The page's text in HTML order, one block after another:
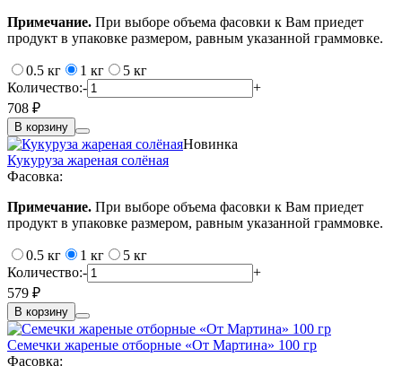
Примечание. При выборе объема фасовки к Вам приедет
продукт в упаковке размером, равным указанной граммовке.
0.5 кг 1 кг
5 кг
Количество:-
+
708 ₽
В корзину
Новинка
Кукуруза жареная солёная
Фасовка:
Примечание. При выборе объема фасовки к Вам приедет
продукт в упаковке размером, равным указанной граммовке.
0.5 кг 1 кг
5 кг
Количество:-
+
579 ₽
В корзину
Семечки жареные отборные «От Мартина» 100 гр
Фасовка: